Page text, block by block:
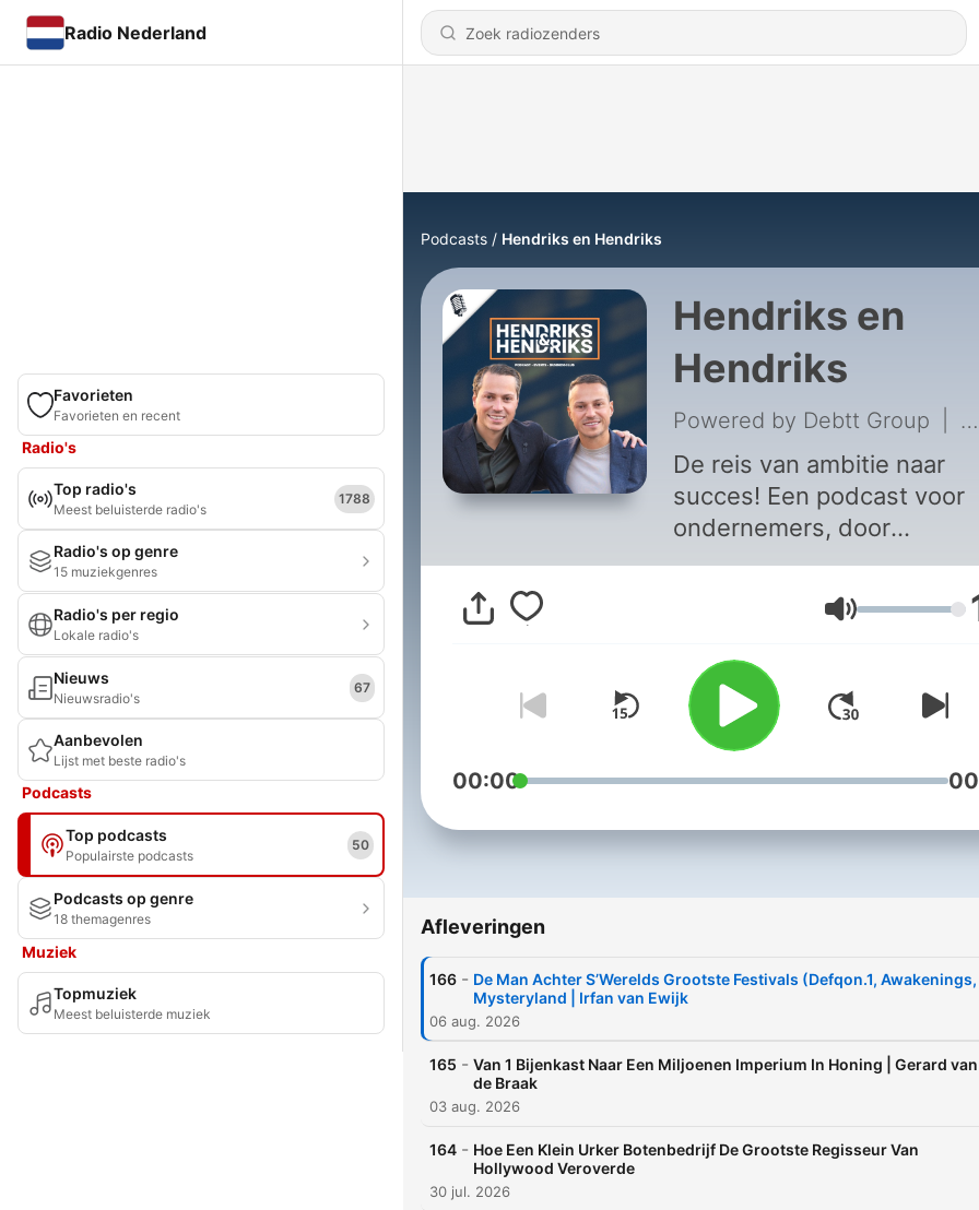
Radio Nederland
Favorieten
Favorieten en recent
Radio's
Top radio's
Meest beluisterde radio's
1788
Radio's op genre
15 muziekgenres
Radio's per regio
Lokale radio's
Nieuws
Nieuwsradio's
67
Aanbevolen
Lijst met beste radio's
Podcasts
Top podcasts
Populairste podcasts
50
Podcasts op genre
18 themagenres
Muziek
Topmuziek
Meest beluisterde muziek
Podcasts Hendriks en Hendriks
Hendriks en
Hendriks
Powered by Debtt Group
De reis van ambitie naar
succes! Een podcast voor
ondernemers, door
ondernemers.
Volume
00:00
Afleveringen
166 - De Man Achter S’Werelds Grootste Festivals (Defqon.1, Awakenings,
Mysteryland | Irfan van Ewijk
06 aug. 2026
165 - Van 1 Bijenkast Naar Een Miljoenen Imperium In Honing | Gerard van
de Braak
03 aug. 2026
164 - Hoe Een Klein Urker Botenbedrijf De Grootste Regisseur Van
Hollywood Veroverde
30 jul. 2026